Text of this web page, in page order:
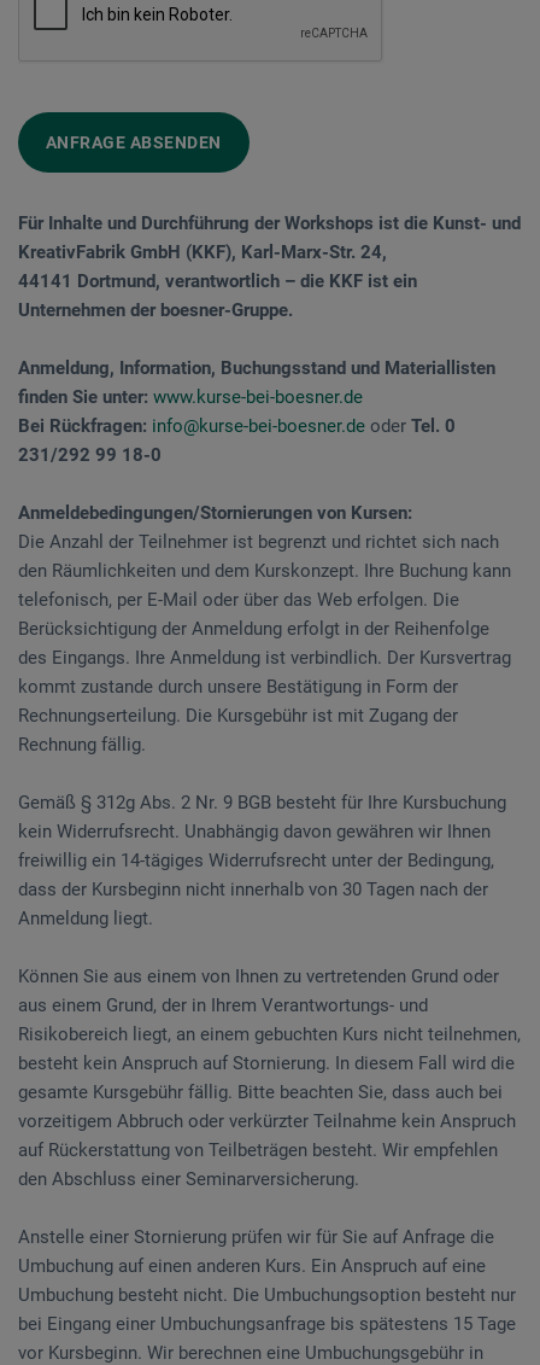
ANFRAGE ABSENDEN
Für Inhalte und Durchführung der Workshops ist die Kunst- und
KreativFabrik GmbH (KKF), Karl-Marx-Str. 24,
44141 Dortmund, verantwortlich – die KKF ist ein
Unternehmen der boesner-Gruppe.
Anmeldung, Information, Buchungsstand und Materiallisten
finden Sie unter: www.kurse-bei-boesner.de
Bei Rückfragen: info@kurse-bei-boesner.de oder Tel. 0
231/292 99 18-0
Anmeldebedingungen/Stornierungen von Kursen:
Die Anzahl der Teilnehmer ist begrenzt und richtet sich nach
den Räumlichkeiten und dem Kurskonzept. Ihre Buchung kann
telefonisch, per E-Mail oder über das Web erfolgen. Die
Berücksichtigung der Anmeldung erfolgt in der Reihenfolge
des Eingangs. Ihre Anmeldung ist verbindlich. Der Kursvertrag
kommt zustande durch unsere Bestätigung in Form der
Rechnungserteilung. Die Kursgebühr ist mit Zugang der
Rechnung fällig.
Gemäß § 312g Abs. 2 Nr. 9 BGB besteht für Ihre Kursbuchung
kein Widerrufsrecht. Unabhängig davon gewähren wir Ihnen
freiwillig ein 14-tägiges Widerrufsrecht unter der Bedingung,
dass der Kursbeginn nicht innerhalb von 30 Tagen nach der
Anmeldung liegt.
Können Sie aus einem von Ihnen zu vertretenden Grund oder
aus einem Grund, der in Ihrem Verantwortungs- und
Risikobereich liegt, an einem gebuchten Kurs nicht teilnehmen,
besteht kein Anspruch auf Stornierung. In diesem Fall wird die
gesamte Kursgebühr fällig. Bitte beachten Sie, dass auch bei
vorzeitigem Abbruch oder verkürzter Teilnahme kein Anspruch
auf Rückerstattung von Teilbeträgen besteht. Wir empfehlen
den Abschluss einer Seminarversicherung.
Anstelle einer Stornierung prüfen wir für Sie auf Anfrage die
Umbuchung auf einen anderen Kurs. Ein Anspruch auf eine
Umbuchung besteht nicht. Die Umbuchungsoption besteht nur
bei Eingang einer Umbuchungsanfrage bis spätestens 15 Tage
vor Kursbeginn. Wir berechnen eine Umbuchungsgebühr in